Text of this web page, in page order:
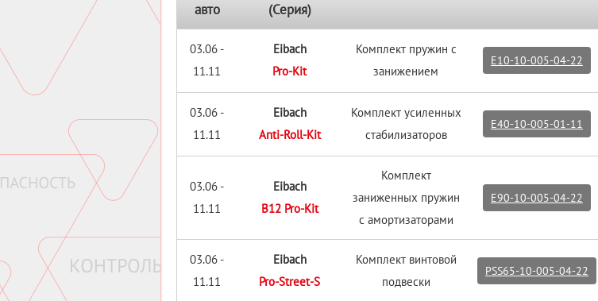
авто
(Серия)
03.06 -
11.11
Eibach
Pro-Kit
Комплект пружин с
занижением
E10-10-005-04-22
03.06 -
11.11
Eibach
Anti-Roll-Kit
Комплект усиленных
стабилизаторов
E40-10-005-01-11
03.06 -
11.11
Eibach
B12 Pro-Kit
Комплект
заниженных пружин
с амортизаторами
E90-10-005-04-22
03.06 -
11.11
Eibach
Pro-Street-S
Комплект винтовой
подвески
PSS65-10-005-04-22